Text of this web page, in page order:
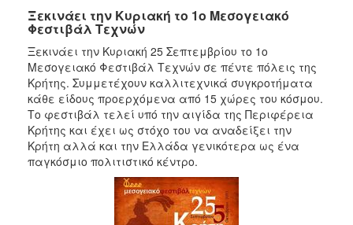
2022
2021
2020
2019
2018
2017
2016
Ξεκινάει την Κυριακή το 1ο Μεσογειακό
Φεστιβάλ Τεχνών
Ξεκινάει την Κυριακή 25 Σεπτεμβρίου το 1ο
Μεσογειακό Φεστιβάλ Τεχνών σε πέντε πόλεις της
Κρήτης. Συμμετέχουν καλλιτεχνικά συγκροτήματα
κάθε είδους προερχόμενα από 15 χώρες του κόσμου.
Το φεστιβάλ τελεί υπό την αιγίδα της Περιφέρεια
Κρήτης και έχει ως στόχο του να αναδείξει την
Κρήτη αλλά και την Ελλάδα γενικότερα ως ένα
παγκόσμιο πολιτιστικό κέντρο.